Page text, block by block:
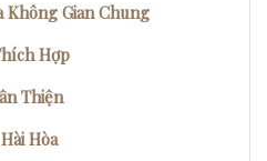
Không Gian Chung
Hợp
Thiện
Hòa